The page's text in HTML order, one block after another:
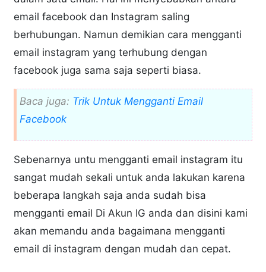
email facebook dan Instagram saling
berhubungan. Namun demikian cara mengganti
email instagram yang terhubung dengan
facebook juga sama saja seperti biasa.
Baca juga: Trik Untuk Mengganti Email
Facebook
Sebenarnya untu mengganti email instagram itu
sangat mudah sekali untuk anda lakukan karena
beberapa langkah saja anda sudah bisa
mengganti email Di Akun IG anda dan disini kami
akan memandu anda bagaimana mengganti
email di instagram dengan mudah dan cepat.